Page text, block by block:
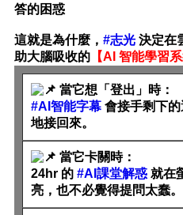
答的困惑
這就是為什麼， #志光決定在
助大腦吸收的【AI 智能學習
當它想「登出」時：
#AI智能字幕會接手剩下的
地接回來。
當它卡關時：
24hr 的 #AI課堂解惑就在
亮，也不必覺得提問太蠢。